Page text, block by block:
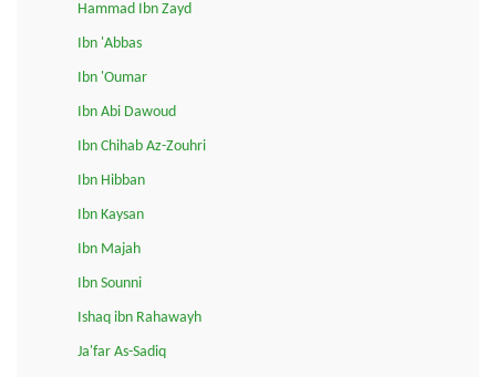
Hammad Ibn Zayd
Ibn 'Abbas
Ibn 'Oumar
Ibn Abi Dawoud
Ibn Chihab Az-Zouhri
Ibn Hibban
Ibn Kaysan
Ibn Majah
Ibn Sounni
Ishaq ibn Rahawayh
Ja'far As-Sadiq